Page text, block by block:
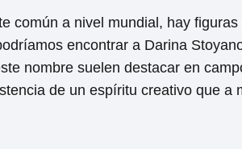
común a nivel mundial, hay
encontrar a Darina
nombre suelen destacar en
de un espíritu creativo que a